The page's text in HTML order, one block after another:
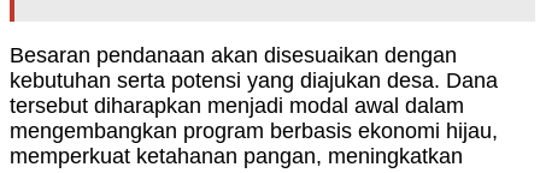
Besaran pendanaan akan disesuaikan dengan
kebutuhan serta potensi yang diajukan desa. Dana
tersebut diharapkan menjadi modal awal dalam
mengembangkan program berbasis ekonomi hijau,
memperkuat ketahanan pangan, meningkatkan